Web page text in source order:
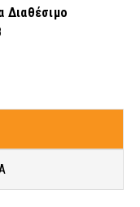
Διαθέσιμο